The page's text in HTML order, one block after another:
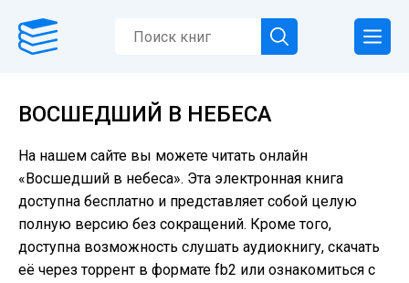
ВОСШЕДШИЙ В НЕБЕСА
На нашем сайте вы можете читать онлайн
«Восшедший в небеса». Эта электронная книга
доступна бесплатно и представляет собой целую
полную версию без сокращений. Кроме того,
доступна возможность слушать аудиокнигу, скачать
её через торрент в формате fb2 или ознакомиться с